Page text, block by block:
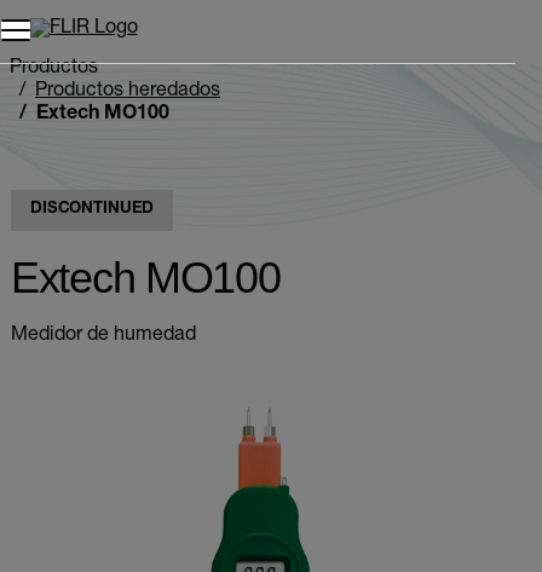
Unread messages
Modelo
Eliminar
artículos
artículo
Añadir al carro
Añadido al carro
Productos
Productos heredados
Extech MO100
DISCONTINUED
Extech MO100
Medidor de humedad